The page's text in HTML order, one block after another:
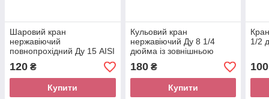
Шаровий кран
нержавіючий
повнопрохідний Ду 15 AISI
304
120 ₴
Купити
Кульовий кран
нержавіючий Ду 8 1/4
дюйма із зовнішньою
різьбою, AISI 304
180₴
Купити
1/2
100